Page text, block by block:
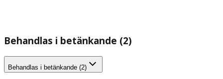
Behandlas i betänkande (2)
Behandlas i betänkande (2)